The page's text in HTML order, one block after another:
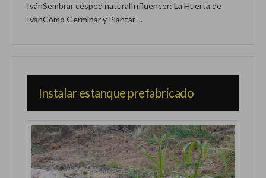
IvánSembrar césped naturalInfluencer: La Huerta de
IvánCómo Germinar y Plantar ...
Instalar estanque prefabricado